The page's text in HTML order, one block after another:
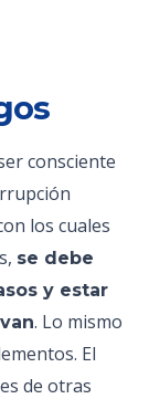
consciente
los cuales
se debe
y estar
. Lo mismo
El
de otras